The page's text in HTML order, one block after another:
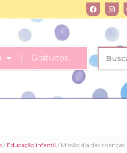
Gratuitos
/ Educação infantil / Missão dia das crianças